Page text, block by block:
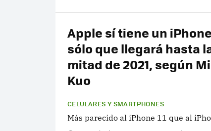
Apple sí tiene un
sólo que llegará hasta
mitad de 2021, según
Kuo
CELULARES Y SMARTPHONES
Más parecido al iPhone 11 que al